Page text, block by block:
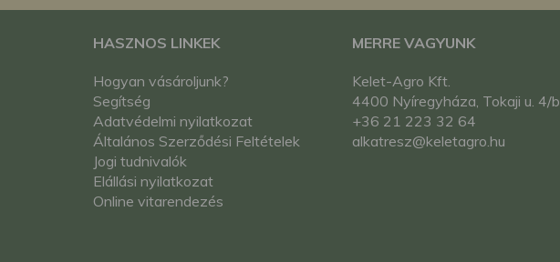
HASZNOS LINKEK
Hogyan vásároljunk?
Segítség
Adatvédelmi nyilatkozat
Általános Szerződési Feltételek
Jogi tudnivalók
Elállási nyilatkozat
Online vitarendezés
MERRE VAGYUNK
Kelet-Agro Kft.
4400 Nyíregyháza, Tokaji u. 4/b
+36 21 223 32 64
alkatresz@keletagro.hu